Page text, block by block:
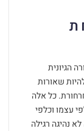
הגיונית
שאורות
כל אלה
עצמו וכלפי
נהיגה רגילה